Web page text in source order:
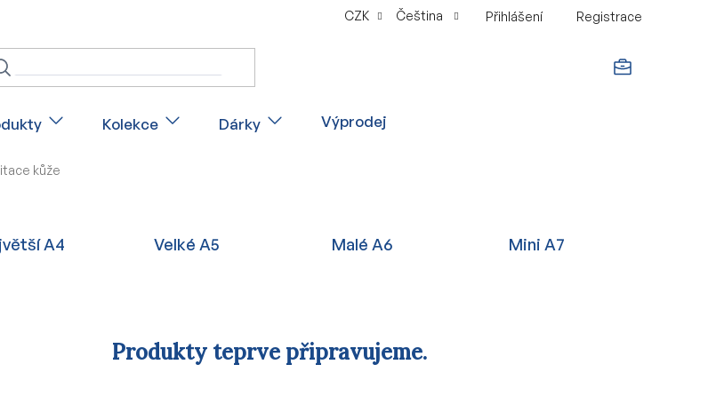
CZK Čeština Přihlášení Registrace
Kolekce Dárky Výprodej
kůže
A4 Velké A5 Malé A6 Mini A7
Produkty teprve připravujeme.